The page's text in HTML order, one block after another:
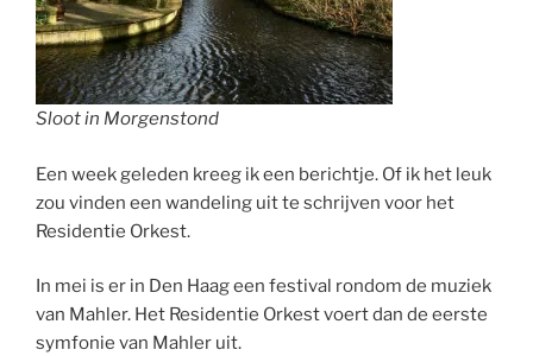
Sloot in Morgenstond
Een week geleden kreeg ik een berichtje. Of ik het leuk
zou vinden een wandeling uit te schrijven voor het
Residentie Orkest.
In mei is er in Den Haag een festival rondom de muziek
van Mahler. Het Residentie Orkest voert dan de eerste
symfonie van Mahler uit.